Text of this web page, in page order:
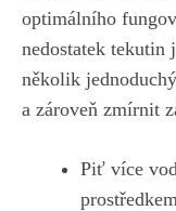
optimálního
nedostatek tekutin
několik
a zároveň zmírnit
Piť více